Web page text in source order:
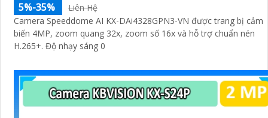
5%-35%
Liên Hệ
Camera Speeddome AI KX-DAi4328GPN3-VN được trang bị cảm
biến 4MP, zoom quang 32x, zoom số 16x và hỗ trợ chuẩn nén
H.265+. Độ nhạy sáng 0